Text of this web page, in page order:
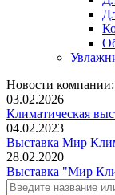
Новости компании:
03.02.2026
Климатическая
04.02.2023
Выставка Мир
28.02.2020
Выставка "Мир